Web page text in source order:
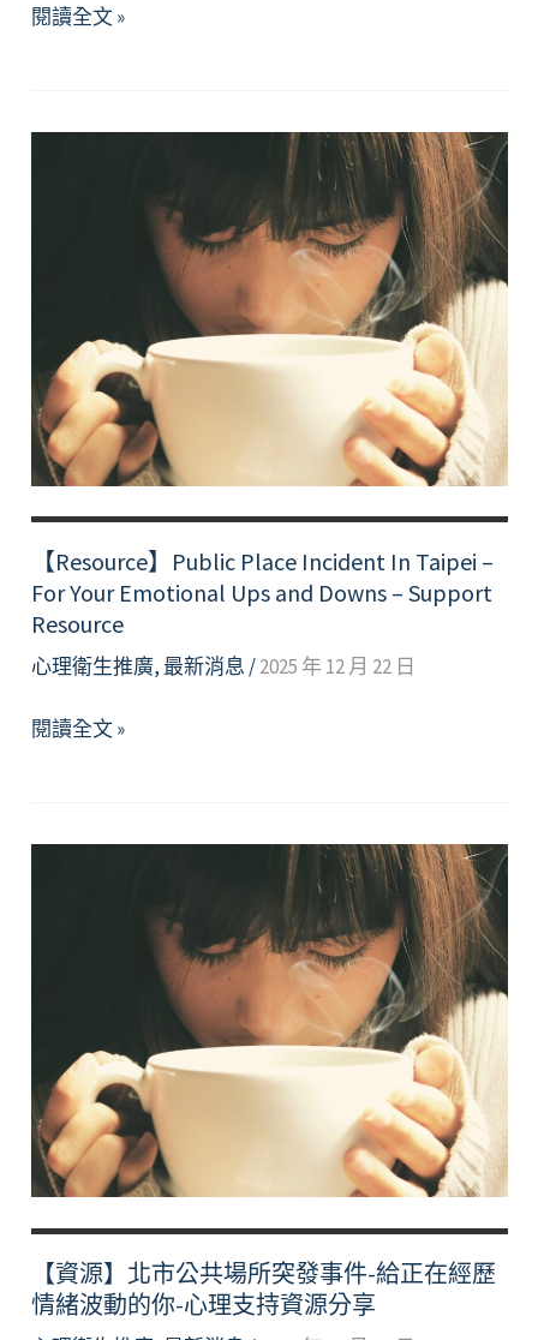
【資
量：
帶
著
力
量
面
對
期
中
考
閱讀全文 »
【Resource】Public Place Incident In Taipei –
For Your Emotional Ups and Downs – Support
Resource
心理衛生推廣, 最新消息 /2025 年 12 月 22 日
【Resource】
and
Downs
Support
Resource
閱讀全文 »
【資源】北市公共場所突發事件-給正在經歷
情緒波動的你-心理支持資源分享